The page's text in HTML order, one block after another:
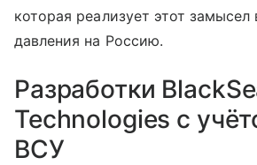
которая реализует этот замысел
давления на Россию.
Разработки
Technologies с
ВСУ